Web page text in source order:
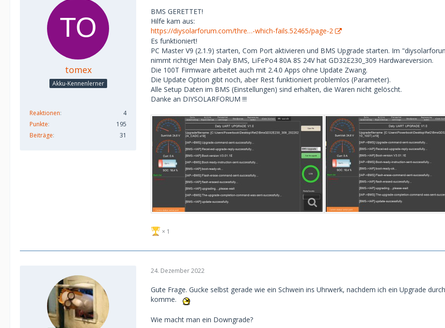
tomex
Akku-Kennenlerner
Reaktionen
4
Punkte
195
Beiträge
31
BMS GERETTET!
Hilfe kam aus:
https://diysolarforum.com/thre…-which-fails.52465/page-2
Es funktioniert!
PC Master V9 (2.1.9) starten, Com Port aktivieren und BMS Upgrade starten. Im
nimmt richtige! Mein Daly BMS, LiFePo4 80A 8S 24V hat GD32E230_309 Hardwareversion.
Die 100T Firmware arbeitet auch mit 2.4.0 Apps ohne Update Zwang.
Die Update Option gibt noch, aber Rest funktioniert problemlos (Parameter).
Alle Setup Daten im BMS (Einstellungen) sind erhalten, die Waren nicht gelöscht.
Danke an DIYSOLARFORUM !!!
1
24. Dezember 2022
Gute Frage. Gucke selbst gerade wie ein Schwein ins Uhrwerk, nachdem ich ein Upgrade
komme.
Wie macht man ein Downgrade?